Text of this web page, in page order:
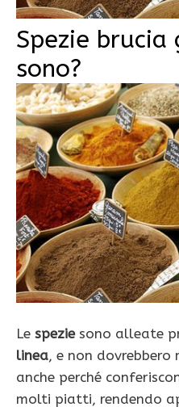
Spezie brucia
sono?
Le speziesono alleate
linea, e non dovrebbero
anche perché
molti piatti, rendendo